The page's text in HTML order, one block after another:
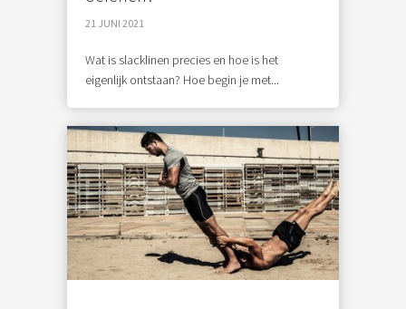
21 JUNI 2021
Wat is slacklinen precies en hoe is het
eigenlijk ontstaan? Hoe begin je met...